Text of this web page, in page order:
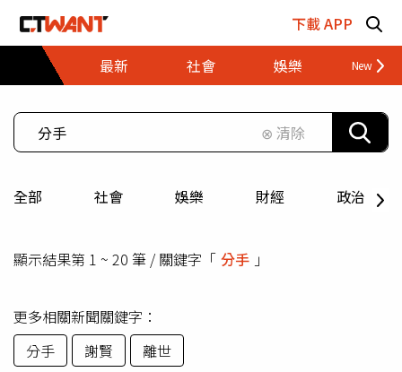
下載 APP
最新
社會 娛樂 財經
⊗ 清除
全部 社會 娛樂 財經 政治
顯示結果第 1 ~ 20 筆 / 關鍵字「 分手 」
更多相關新聞關鍵字：
分手
謝賢 離世